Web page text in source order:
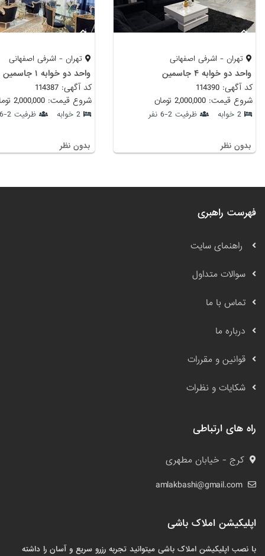
تهران - اشرفی اصفهانی
واحد دو خوابه ۴ جاسمین
کد آگهی: 114390
شروع قیمت: 2,000,000 تومان
2 خوابه ظرفیت 2-6 نفر
بدون نظر
تهران - اشرفی اصفهانی
واحد دو خوابه ۱ جاسمین
کد آگهی: 114387
شروع قیمت: 2,000,000 تومان
2 خوابه ظرفیت 2-6 نفر
بدون نظر
فهرست راهبری
راهنمای سایت
سوالات متداول
تماس با ما
درباره ما
قوانین و مقررات
شکایات و نظرات
راه های ارتباطی
کرج - خیابان مطهری
amlakbashi@gmail.com
اپلیکیشن املاک باشی
با نصب اپلیکیشن املاک باشی میتوانید تجربه رزرو سریع و آسان را داشته